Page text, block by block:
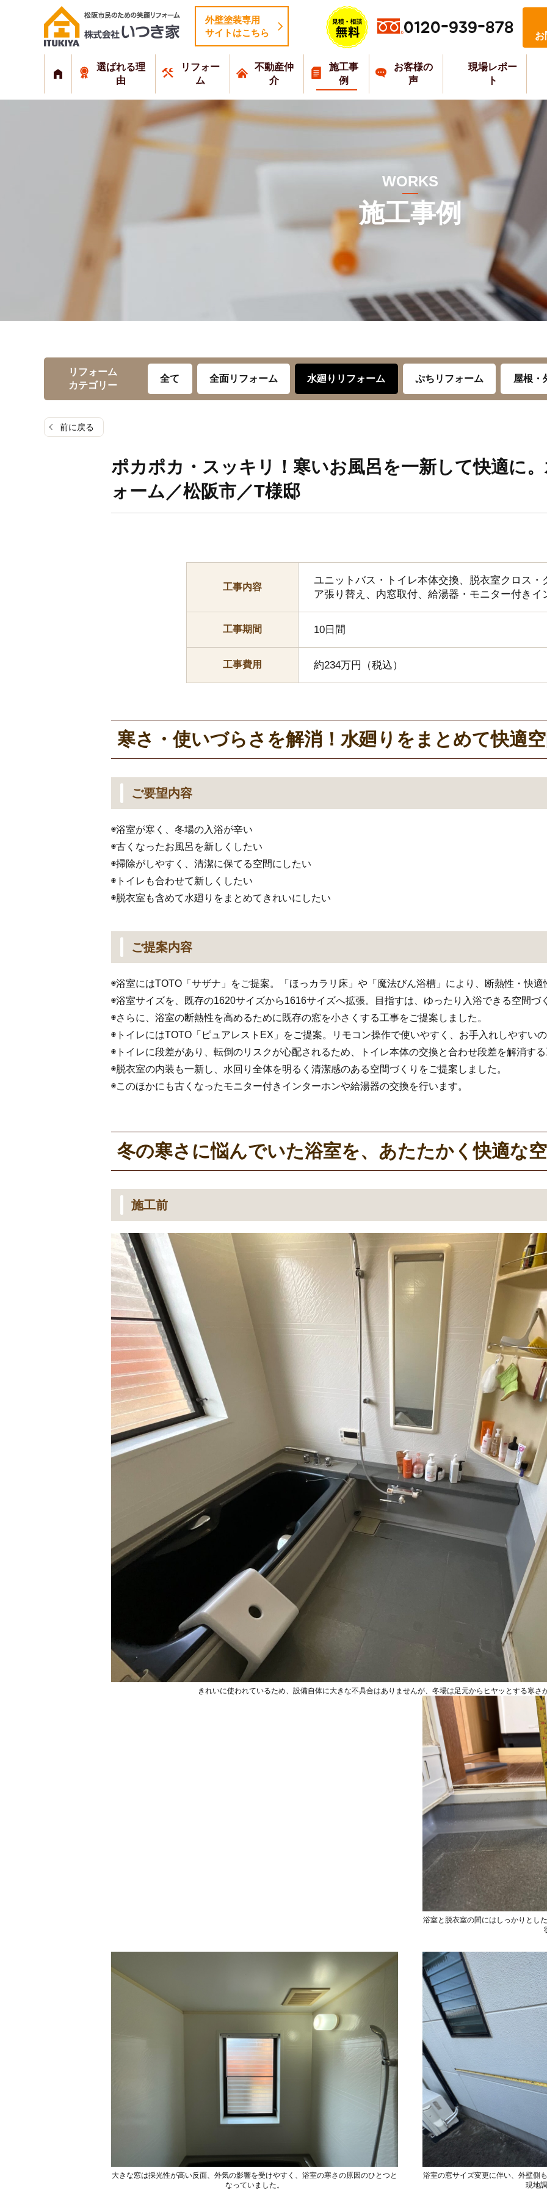
外壁塗装専用
サイトはこちら
0120-939-878 お
選ばれる理
由
リフォー
ム
不動産仲
介
施工事
例
お客様の
声
現場レポー
ト
WORKS
施工事例
リフォーム
カテゴリー
全て 全面リフォーム 水廻りリフォーム ぷちリフォーム 屋根・
前に戻る
ポカポカ・スッキリ！寒いお風呂を一新して快適に
ォーム／松阪市／T様邸
工事内容
ユニットバス・トイレ本体交換、脱衣室クロス・
ア張り替え、内窓取付、給湯器・モニター付きイ
工事期間 10日間
工事費用 約234万円（税込）
寒さ・使いづらさを解消！水廻りをまとめて快適
ご要望内容
◉浴室が寒く、冬場の入浴が辛い
◉古くなったお風呂を新しくしたい
◉掃除がしやすく、清潔に保てる空間にしたい
◉トイレも合わせて新しくしたい
◉脱衣室も含めて水廻りをまとめてきれいにしたい
ご提案内容
◉浴室にはTOTO「サザナ」をご提案。「ほっカラリ床」や「魔法びん浴槽」により、断熱性・快
◉浴室サイズを、既存の1620サイズから1616サイズへ拡張。目指すは、ゆったり入浴できる空間づ
◉さらに、浴室の断熱性を高めるために既存の窓を小さくする工事をご提案しました。
◉トイレにはTOTO「ピュアレストEX」をご提案。リモコン操作で使いやすく、お手入れしやすい
◉トイレに段差があり、転倒のリスクが心配されるため、トイレ本体の交換と合わせ段差を解消す
◉脱衣室の内装も一新し、水回り全体を明るく清潔感のある空間づくりをご提案しました。
◉このほかにも古くなったモニター付きインターホンや給湯器の交換を行います。
冬の寒さに悩んでいた浴室を、あたたかく快適な
施工前
きれいに使われているため、設備自体に大きな不具合はありませんが、冬場は足元からヒヤッとする寒さ
浴室と脱衣室の間にはしっかりとし
大きな窓は採光性が高い反面、外気の影響を受けやすく、浴室の寒さの原因のひとつと
なっていました。
浴室の窓サイズ変更に伴い、外壁側
現地